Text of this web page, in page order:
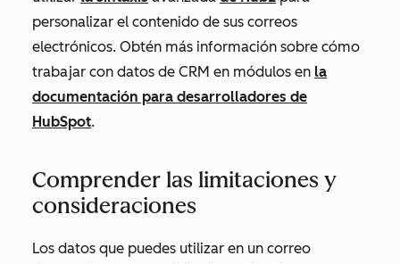
personalizar el contenido de sus correos
electrónicos. Obtén más información sobre cómo
trabajar con datos de CRM en módulos en la
documentación para desarrolladores de
HubSpot.
Comprender las limitaciones y
consideraciones
Los datos que puedes utilizar en un correo